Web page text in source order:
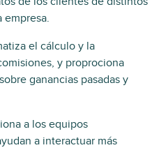
empresa.
el cálculo y la
y proprociona
ganancias pasadas y
a los equipos
a interactuar más